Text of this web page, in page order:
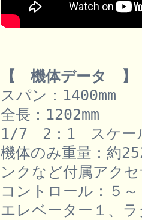
【 機体データ 】
スパン：1400mm
全長：1202mm
1/7 2：1 スケー
機体のみ重量：約
ンクなど付属アク
コントロール：５
エレベーター１、